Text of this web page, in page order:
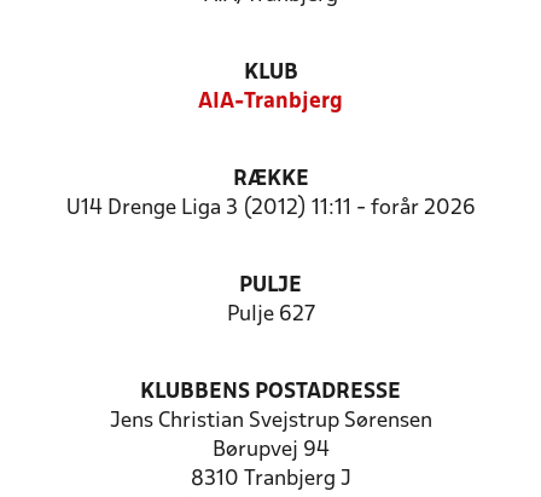
KLUB
AIA-Tranbjerg
RÆKKE
U14 Drenge Liga 3 (2012) 11:11 - forår 2026
PULJE
Pulje 627
KLUBBENS POSTADRESSE
Jens Christian Svejstrup Sørensen
Børupvej 94
8310 Tranbjerg J